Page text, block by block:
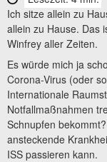
Ich sitze allein zu
allein zu Hause. Das
Winfrey aller Zeiten.
Es würde mich ja
Corona-Virus (oder
Internationale
Notfallmaßnahmen
Schnupfen
ansteckende
ISS passieren kann.